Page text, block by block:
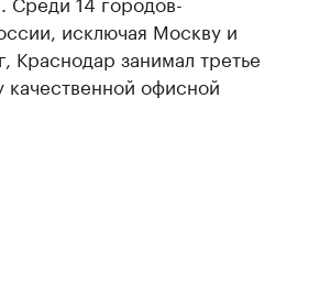
исключая Москву и
Краснодар занимал третье
офисной